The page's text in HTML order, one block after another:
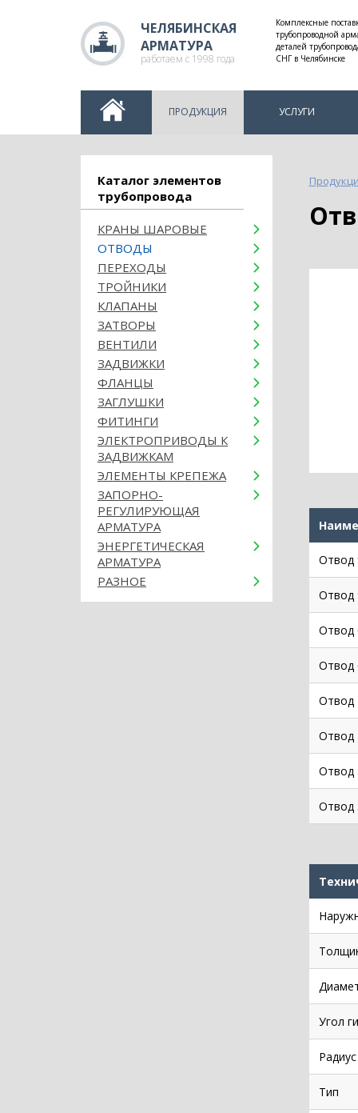
ЧЕЛЯБИНСКАЯ
АРМАТУРА
работаем с 1998 года
Комплексные
трубопроводной
деталей
СНГ в Челябинске
ПРОДУКЦИЯ УСЛУГИ
Каталог элементов
трубопровода
КРАНЫ ШАРОВЫЕ
ОТВОДЫ
ПЕРЕХОДЫ
ТРОЙНИКИ
КЛАПАНЫ
ЗАТВОРЫ
ВЕНТИЛИ
ЗАДВИЖКИ
ФЛАНЦЫ
ЗАГЛУШКИ
ФИТИНГИ
ЭЛЕКТРОПРИВОДЫ К
ЗАДВИЖКАМ
ЭЛЕМЕНТЫ КРЕПЕЖА
ЗАПОРНО-
РЕГУЛИРУЮЩАЯ
АРМАТУРА
ЭНЕРГЕТИЧЕСКАЯ
АРМАТУРА
РАЗНОЕ
Отвод
Отвод
Отвод
Отвод
Отвод
Отвод
Отвод
Отвод
Угол
Радиус
Тип